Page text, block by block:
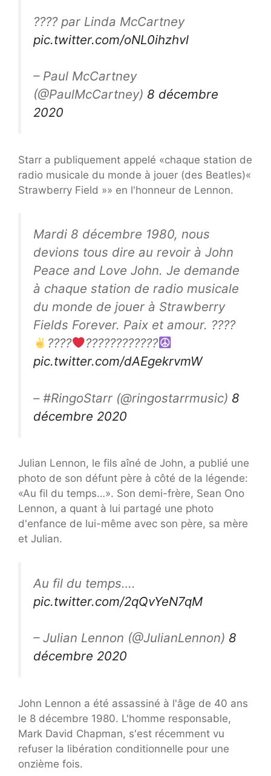
???? par Linda McCartney
pic.twitter.com/oNL0ihzhvl
– Paul McCartney
(@PaulMcCartney) 8 décembre
2020
Starr a publiquement appelé «chaque station de
radio musicale du monde à jouer (des Beatles)«
Strawberry Field »» en l'honneur de Lennon.
Mardi 8 décembre 1980, nous
devions tous dire au revoir à John
Peace and Love John. Je demande
à chaque station de radio musicale
du monde de jouer à Strawberry
Fields Forever. Paix et amour. ????
????
????????????
pic.twitter.com/dAEgekrvmW
– #RingoStarr (@ringostarrmusic) 8
décembre 2020
Julian Lennon, le fils aîné de John, a publié une
photo de son défunt père à côté de la légende:
«Au fil du temps…». Son demi-frère, Sean Ono
Lennon, a quant à lui partagé une photo
d'enfance de lui-même avec son père, sa mère
et Julian.
Au fil du temps….
pic.twitter.com/2qQvYeN7qM
– Julian Lennon (@JulianLennon) 8
décembre 2020
John Lennon a été assassiné à l'âge de 40 ans
le 8 décembre 1980. L'homme responsable,
Mark David Chapman, s'est récemment vu
refuser la libération conditionnelle pour une
onzième fois.